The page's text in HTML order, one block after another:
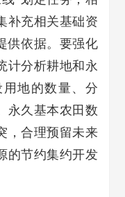
补充相关基础资
供依据。要强化
计分析耕地和永
地的数量、分
永久基本农田数
，合理预留未来
的节约集约开发